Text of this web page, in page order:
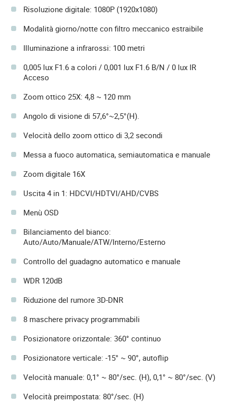
Risoluzione digitale: 1080P (1920x1080)
Modalità giorno/notte con filtro meccanico estraibile
Illuminazione a infrarossi: 100 metri
0,005 lux F1.6 a colori / 0,001 lux F1.6 B/N / 0 lux IR
Acceso
Zoom ottico 25X: 4,8 ~ 120 mm
Angolo di visione di 57,6°~2,5°(H).
Velocità dello zoom ottico di 3,2 secondi
Messa a fuoco automatica, semiautomatica e manuale
Zoom digitale 16X
Uscita 4 in 1: HDCVI/HDTVI/AHD/CVBS
Menù OSD
Bilanciamento del bianco:
Auto/Auto/Manuale/ATW/Interno/Esterno
Controllo del guadagno automatico e manuale
WDR 120dB
Riduzione del rumore 3D-DNR
8 maschere privacy programmabili
Posizionatore orizzontale: 360° continuo
Posizionatore verticale: -15° ~ 90°, autoflip
Velocità manuale: 0,1° ~ 80°/sec. (H), 0,1° ~ 80°/sec. (V)
Velocità preimpostata: 80°/sec. (H)